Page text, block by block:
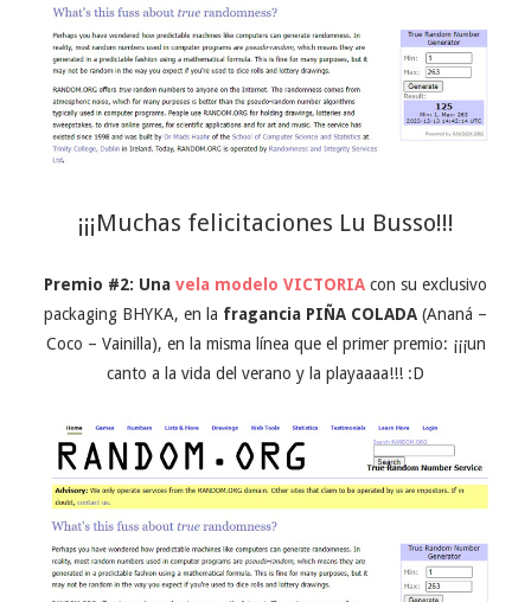
¡¡¡Muchas felicitaciones Lu Busso!!!
Premio #2: Una vela modelo VICTORIA con su exclusivo
packaging BHYKA, en la fragancia PIÑA COLADA (Ananá –
Coco – Vainilla), en la misma línea que el primer premio: ¡¡¡un
canto a la vida del verano y la playaaaa!!! :D